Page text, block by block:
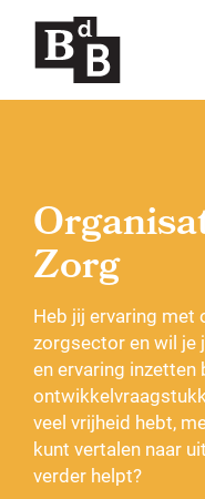
Zorg
Heb jij ervaring
zorgsector en wil je
en ervaring
veel vrijheid hebt,
kunt vertalen naar
verder helpt?